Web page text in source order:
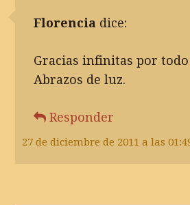
Florencia dice:
27 de diciembre de 2011 a las
Gracias infinitas por todo
Abrazos de luz.
Responder